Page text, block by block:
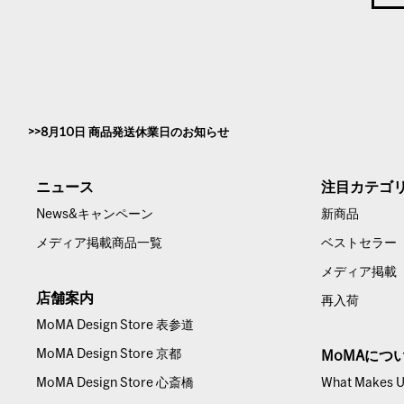
8月10日 商品発送休業日のお知らせ
ニュース
News&キャンペーン
メディア掲載商品一覧
店舗案内
MoMA Design Store 表参道
MoMA Design Store 京都
MoMA Design Store 心斎橋
注目カテゴ
新商品
ベストセラー
メディア掲載
再入荷
MoMAにつ
What Makes